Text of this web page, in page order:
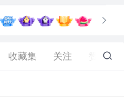
收藏集 关注 12